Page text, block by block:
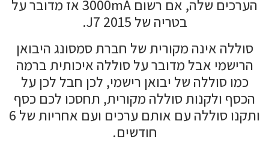
הערכים שלה, אם רשום 3000mA אז מדובר על
בטריה של J7 2015.
סוללה אינה מקורית של חברת סמסונג היבואן
הרישמי אבל מדובר על סוללה איכותית ברמה
כמו סוללה של יבואן רישמי, לכן חבל לכן על
הכסף ולקנות סוללה מקורית, תחסכו לכם כסף
ותקנו סוללה עם אותם ערכים ועם אחריות של 6
חודשים.